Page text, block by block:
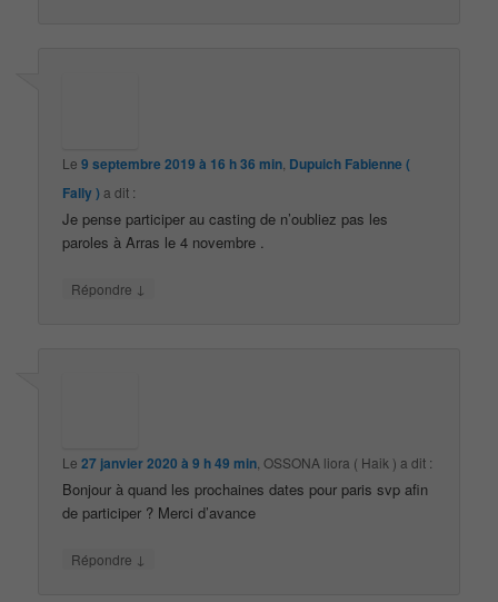
Le9 septembre 2019 à 16 h 36 min Dupuich Fabienne (
Fally )a dit :
Je pense participer au casting de n’oubliez pas les
paroles à Arras le 4 novembre .
Répondre ↓
Le27 janvier 2020 à 9 h 49 min ,OSSONA liora ( Haik ) a dit :
Bonjour à quand les prochaines dates pour paris svp afin
de participer ? Merci d’avance
Répondre ↓